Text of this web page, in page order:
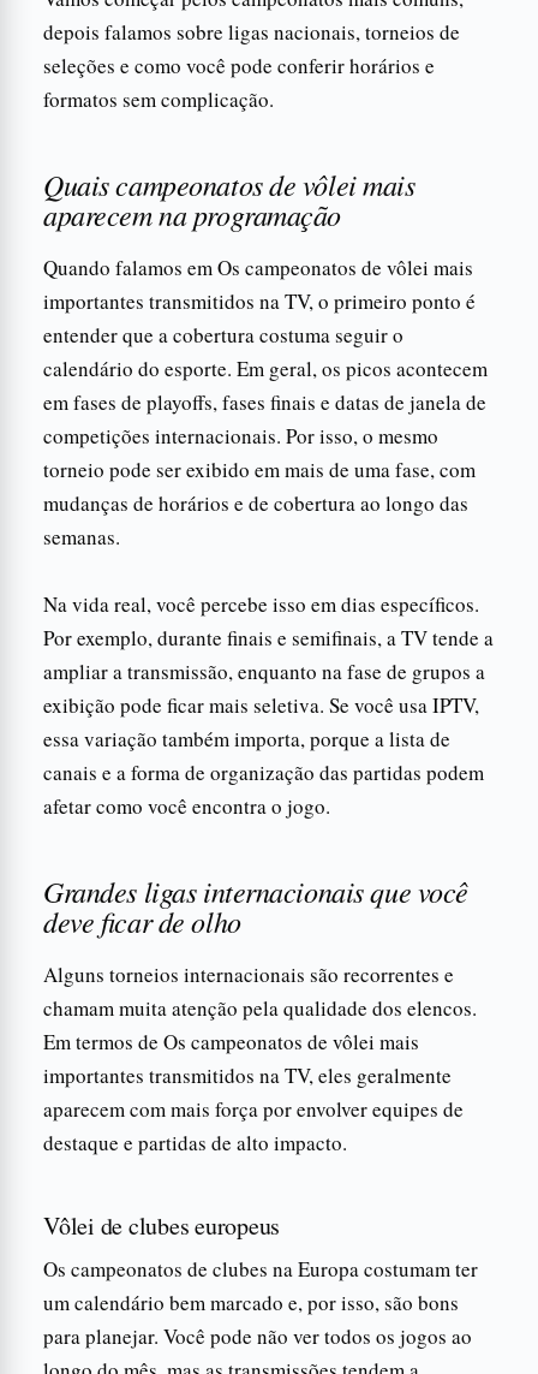
depois falamos sobre ligas nacionais, torneios de
seleções e como você pode conferir horários e
formatos sem complicação.
Quais campeonatos de vôlei mais
aparecem na programação
Quando falamos em Os campeonatos de vôlei mais
importantes transmitidos na TV, o primeiro ponto é
entender que a cobertura costuma seguir o
calendário do esporte. Em geral, os picos acontecem
em fases de playoffs, fases finais e datas de janela de
competições internacionais. Por isso, o mesmo
torneio pode ser exibido em mais de uma fase, com
mudanças de horários e de cobertura ao longo das
semanas.
Na vida real, você percebe isso em dias específicos.
Por exemplo, durante finais e semifinais, a TV tende a
ampliar a transmissão, enquanto na fase de grupos a
exibição pode ficar mais seletiva. Se você usa IPTV,
essa variação também importa, porque a lista de
canais e a forma de organização das partidas podem
afetar como você encontra o jogo.
Grandes ligas internacionais que você
deve ficar de olho
Alguns torneios internacionais são recorrentes e
chamam muita atenção pela qualidade dos elencos.
Em termos de Os campeonatos de vôlei mais
importantes transmitidos na TV, eles geralmente
aparecem com mais força por envolver equipes de
destaque e partidas de alto impacto.
Vôlei de clubes europeus
Os campeonatos de clubes na Europa costumam ter
um calendário bem marcado e, por isso, são bons
para planejar. Você pode não ver todos os jogos ao